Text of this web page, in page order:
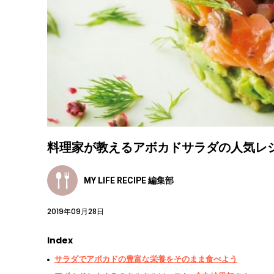
料理家が教えるアボカドサラダの人気レ
MY LIFE RECIPE 編集部
2019年09月28日
Index
サラダでアボカドの豊富な栄養をそのまま食べよう